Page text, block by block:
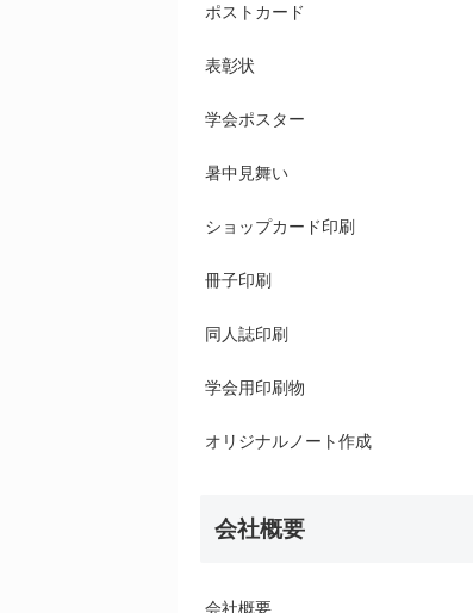
ポストカード
表彰状
学会ポスター
暑中見舞い
ショップカード印刷
冊子印刷
同人誌印刷
学会用印刷物
オリジナルノート作成
会社概要
会社概要